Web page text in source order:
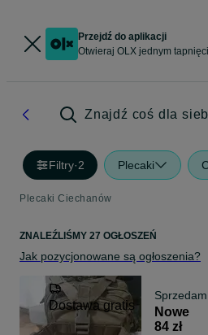
Przejdź do aplikacji
Otwieraj OLX jednym
Znajdź coś dla
Filtry·2 Plecaki
Plecaki Ciechanów
ZNALEŹLIŚMY 27 OGŁOSZEŃ
Jak pozycjonowane są ogłoszenia?
Dostawa gratis
Nowe
84 zł